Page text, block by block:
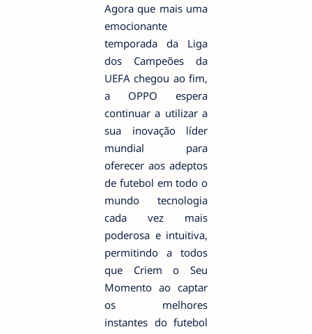
Agora que mais uma
emocionante
temporada da Liga
dos Campeões da
UEFA chegou ao fim,
a OPPO espera
continuar a utilizar a
sua inovação líder
mundial para
oferecer aos adeptos
de futebol em todo o
mundo tecnologia
cada vez mais
poderosa e intuitiva,
permitindo a todos
que Criem o Seu
Momento ao captar
os melhores
instantes do futebol